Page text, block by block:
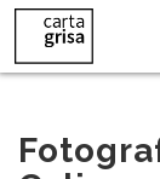
815x2076px